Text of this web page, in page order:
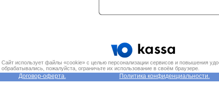
Сайт использует файлы «cookie» с целью персонализации сервисов и повышения
обрабатывались, пожалуйста, ограничьте их использование в своём браузере.
Договор-оферта. Политика конфиденциальности.